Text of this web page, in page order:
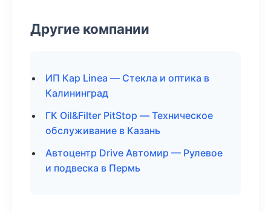
Другие компании
ИП Кар Linea — Стекла и оптика в
Калининград
ГК Oil&Filter PitStop — Техническое
обслуживание в Казань
Автоцентр Drive Автомир — Рулевое
и подвеска в Пермь